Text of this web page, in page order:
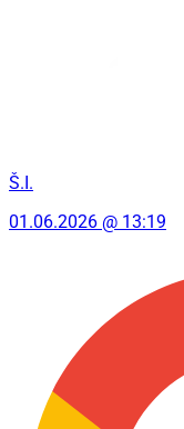
Š.I.
01.06.2026 @ 13:19